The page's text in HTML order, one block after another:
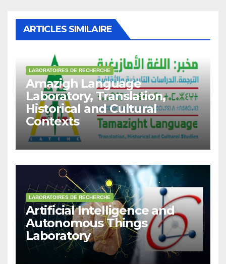
ARTICLES SIMILAIRE
LABORATOIRES DE RECHERCHE
Amazigh Language
Laboratory, Translation,
Historical and Cultural
Contexts
LABORATOIRES DE RECHERCHE
Artificial Intelligence and
Autonomous Things
Laboratory